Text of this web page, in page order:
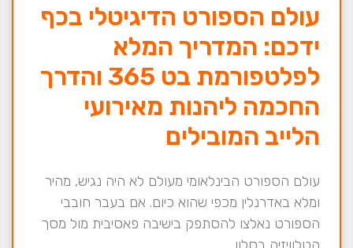
עולם הספורט הדיגיטלי בכף
ידכם: המדריך המלא
לפלטפורמת בט 365 והדרך
החכמה ליהנות מאירועי
הלייב המובילים
עולם הספורט הבינלאומי מעולם לא היה נגיש, מהיר
ומלא באדרנלין מכפי שהוא כיום. אם בעבר חובבי
הספורט נאלצו להסתפק בישיבה פאסיבית מול מסך
הטלוויזיה בסלון